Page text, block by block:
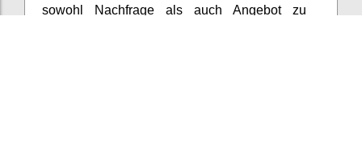
sowohl Nachfrage als auch Angebot zu